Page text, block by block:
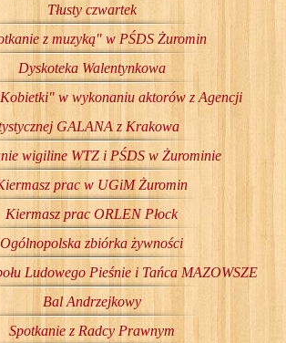
Tłusty czwartek
z muzyką" w PŚDS Żuromin
Dyskoteka Walentynkowa
w wykonaniu aktorów z Agencji
GALANA z Krakowa
wigiline WTZ i PŚDS w Żurominie
prac w UGiM Żuromin
Kiermasz prac ORLEN Płock
Ogólnopolska zbiórka żywności
Ludowego Pieśnie i Tańca MAZOWSZE
Bal Andrzejkowy
Spotkanie z Radcy Prawnym